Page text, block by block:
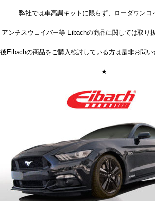
弊社では車高調キットに限らず、ローダウンコ
アンチスウェイバー等 Eibachの商品に関しては取り
Eibachの商品をご購入検討している方は是非お問
★